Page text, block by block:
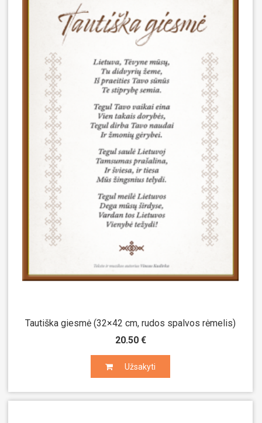
Tautiška giesmė (32×42 cm, rudos spalvos rėmelis)
20.50 €
Užsakyti
Užsakyti